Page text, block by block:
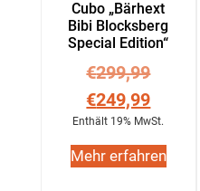
Cubo „Bärhext
Bibi Blocksberg
Special Edition“
€299,99
€249,99
Enthält 19% MwSt.
Mehr erfahren